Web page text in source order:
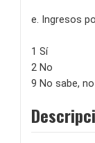
e. Ingresos
1 Sí
2 No
9 No sabe,